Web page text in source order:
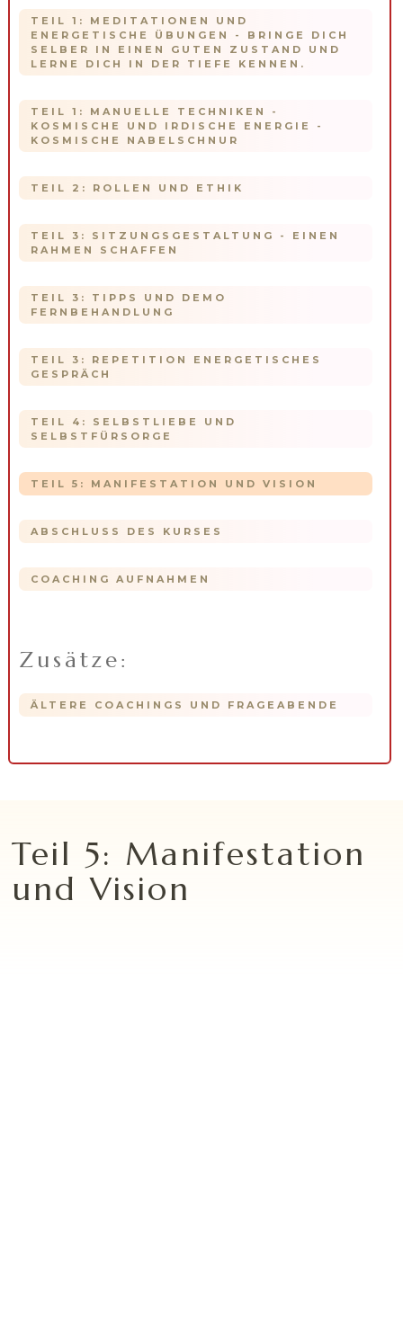
TEIL 1: MEDITATIONEN UND
ENERGETISCHE ÜBUNGEN - BRINGE DICH
SELBER IN EINEN GUTEN ZUSTAND UND
LERNE DICH IN DER TIEFE KENNEN.
TEIL 1: MANUELLE TECHNIKEN -
KOSMISCHE UND IRDISCHE ENERGIE -
KOSMISCHE NABELSCHNUR
TEIL 2: ROLLEN UND ETHIK
TEIL 3: SITZUNGSGESTALTUNG - EINEN
RAHMEN SCHAFFEN
TEIL 3: TIPPS UND DEMO
FERNBEHANDLUNG
TEIL 3: REPETITION ENERGETISCHES
GESPRÄCH
TEIL 4: SELBSTLIEBE UND
SELBSTFÜRSORGE
TEIL 5: MANIFESTATION UND VISION
ABSCHLUSS DES KURSES
COACHING AUFNAHMEN
Zusätze:
ÄLTERE COACHINGS UND FRAGEABENDE
Teil 5: Manifestation
und Vision